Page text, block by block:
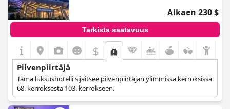
Alkaen 230 $
Tarkista saatavuus
$
Pilvenpiirtäjä
Tämä luksushotelli sijaitsee pilvenpiirtäjän ylimmissä kerroksissa
68. kerroksesta 103. kerrokseen.